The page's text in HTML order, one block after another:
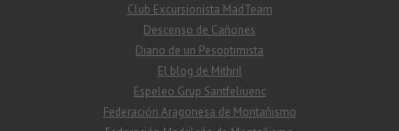
Club Excursionista MadTeam
Descenso de Cañones
Diario de un Pesoptimista
El blog de Mithril
Espeleo Grup Santfeliuenc
Federación Aragonesa de Montañismo